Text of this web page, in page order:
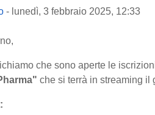
- lunedì, 3 febbraio 2025, 12:33
che sono aperte le
che si terrà in streaming il